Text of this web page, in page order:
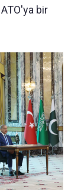
bir